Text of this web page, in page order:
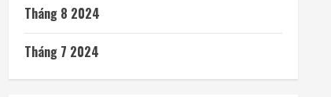
Tháng 8 2024
Tháng 7 2024